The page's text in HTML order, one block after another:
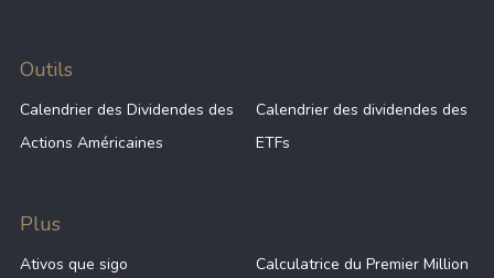
Outils
Calendrier des Dividendes des
Actions Américaines
Calendrier des dividendes des
ETFs
Plus
Ativos que sigo Calculatrice du Premier Million